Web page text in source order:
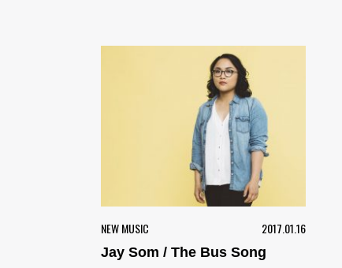
NEW MUSIC 2017.01.16
Jay Som / The Bus Song